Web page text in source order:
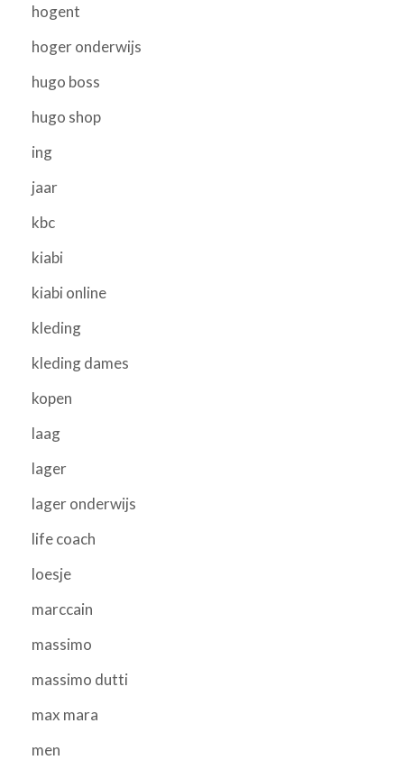
hogent
hoger onderwijs
hugo boss
hugo shop
ing
jaar
kbc
kiabi
kiabi online
kleding
kleding dames
kopen
laag
lager
lager onderwijs
life coach
loesje
marccain
massimo
massimo dutti
max mara
men